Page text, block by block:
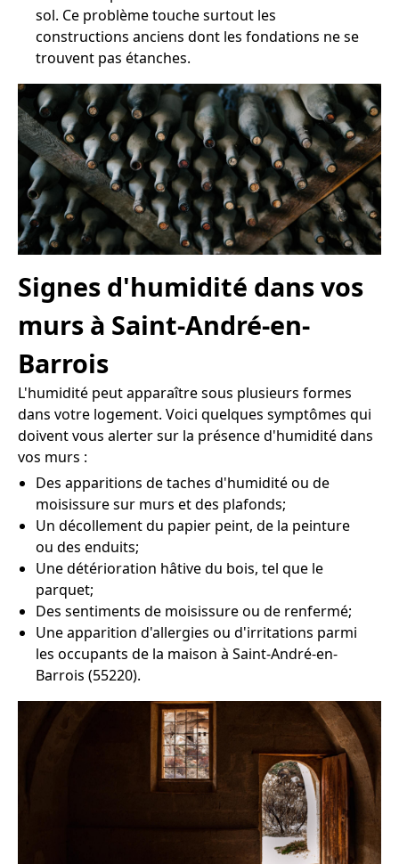
sol. Ce problème touche surtout les
constructions anciens dont les fondations ne se
trouvent pas étanches.
Signes d'humidité dans vos
murs à Saint-André-en-
Barrois
L'humidité peut apparaître sous plusieurs formes
dans votre logement. Voici quelques symptômes qui
doivent vous alerter sur la présence d'humidité dans
vos murs :
Des apparitions de taches d'humidité ou de
moisissure sur murs et des plafonds;
Un décollement du papier peint, de la peinture
ou des enduits;
Une détérioration hâtive du bois, tel que le
parquet;
Des sentiments de moisissure ou de renfermé;
Une apparition d'allergies ou d'irritations parmi
les occupants de la maison à Saint-André-en-
Barrois (55220).